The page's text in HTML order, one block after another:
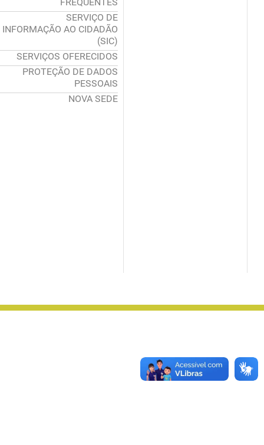
SERVIÇO DE
INFORMAÇÃO AO CIDADÃO
(SIC)
SERVIÇOS OFERECIDOS
PROTEÇÃO DE DADOS
PESSOAIS
NOVA SEDE